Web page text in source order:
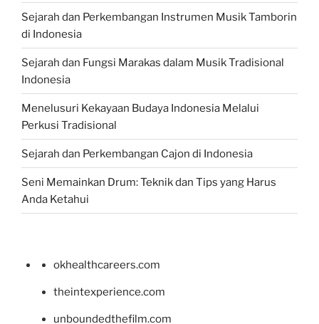
Sejarah dan Perkembangan Instrumen Musik Tamborin
di Indonesia
Sejarah dan Fungsi Marakas dalam Musik Tradisional
Indonesia
Menelusuri Kekayaan Budaya Indonesia Melalui
Perkusi Tradisional
Sejarah dan Perkembangan Cajon di Indonesia
Seni Memainkan Drum: Teknik dan Tips yang Harus
Anda Ketahui
okhealthcareers.com
theintexperience.com
unboundedthefilm.com